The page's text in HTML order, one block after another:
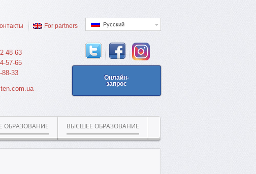
Русский
For partners
Онлайн-
запрос
48-63
57-65
88-33
ОБРАЗОВАНИЕ ВЫСШЕЕ ОБРАЗОВАНИЕ